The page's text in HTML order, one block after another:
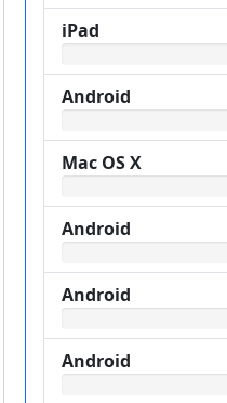
iPad
Android
Mac OS X
Android
Android
Android